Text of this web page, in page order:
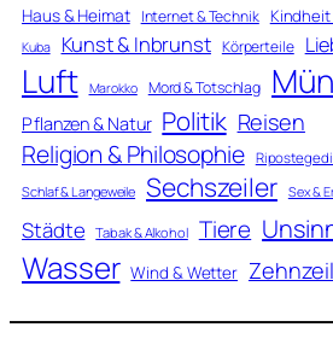
Haus & Heimat Internet & Technik Kindheit
Kuba Kunst & Inbrunst Körperteile
Luft Marokko Mord & Totschlag
Pflanzen & Natur Politik Reisen
Religion & Philosophie
Schlaf & Langeweile Sechszeiler Sex &
Städte Tabak & Alkohol Tiere
Wasser Wind & Wetter